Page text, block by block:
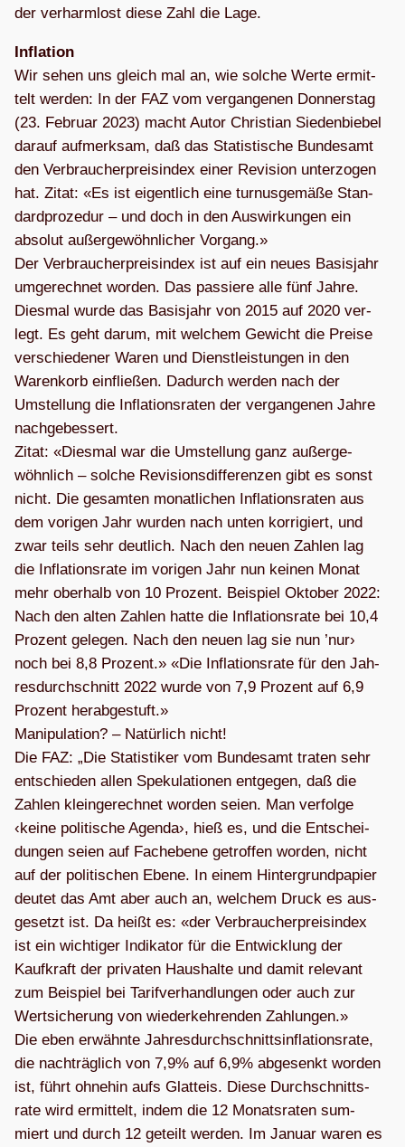
der ver­harm­lost diese Zahl die Lage.
Infla­tion
Wir sehen uns gleich mal an, wie sol­che Werte ermit­
telt wer­den: In der FAZ vom ver­gan­ge­nen Don­ners­tag
(23. Februar 2023) macht Autor Chris­tian Sie­den­bie­bel
dar­auf auf­merk­sam, daß das Sta­tis­ti­sche Bun­des­amt
den Ver­brau­cher­preis­in­dex einer Revi­sion unter­zo­gen
hat. Zitat: «Es ist eigent­lich eine tur­nus­ge­mäße Stan­
dard­pro­ze­dur – und doch in den Aus­wir­kun­gen ein
abso­lut außer­ge­wöhn­li­cher Vor­gang.»
Der Ver­brau­cher­preis­in­dex ist auf ein neues Basis­jahr
umge­rech­net wor­den. Das pas­siere alle fünf Jahre.
Dies­mal wurde das Basis­jahr von 2015 auf 2020 ver­
legt. Es geht darum, mit wel­chem Gewicht die Preise
ver­schie­de­ner Waren und Dienst­leis­tun­gen in den
Waren­korb ein­flie­ßen. Dadurch wer­den nach der
Umstel­lung die Infla­ti­ons­ra­ten der ver­gan­ge­nen Jahre
nach­ge­bes­sert.
Zitat: «Dies­mal war die Umstel­lung ganz außer­ge­
wöhn­lich – sol­che Revi­si­ons­dif­fe­ren­zen gibt es sonst
nicht. Die gesam­ten monat­li­chen Infla­ti­ons­ra­ten aus
dem vori­gen Jahr wur­den nach unten kor­ri­giert, und
zwar teils sehr deut­lich. Nach den neuen Zah­len lag
die Infla­ti­ons­rate im vori­gen Jahr nun kei­nen Monat
mehr ober­halb von 10 Pro­zent. Bei­spiel Okto­ber 2022:
Nach den alten Zah­len hatte die Infla­ti­ons­rate bei 10,4
Pro­zent gele­gen. Nach den neuen lag sie nun ’nur›
noch bei 8,8 Pro­zent.» «Die Infla­ti­ons­rate für den Jah­
res­durch­schnitt 2022 wurde von 7,9 Pro­zent auf 6,9
Pro­zent her­ab­ge­stuft.»
Mani­pu­la­tion? – Natür­lich nicht!
Die FAZ: „Die Sta­tis­ti­ker vom Bun­des­amt tra­ten sehr
ent­schie­den allen Spe­ku­la­tio­nen ent­ge­gen, daß die
Zah­len klein­ge­rech­net wor­den seien. Man ver­folge
‹keine poli­ti­sche Agenda›, hieß es, und die Ent­schei­
dun­gen seien auf Fach­ebene getrof­fen wor­den, nicht
auf der poli­ti­schen Ebene. In einem Hin­ter­grund­pa­pier
deu­tet das Amt aber auch an, wel­chem Druck es aus­
ge­setzt ist. Da heißt es: «der Ver­brau­cher­preis­in­dex
ist ein wich­ti­ger Indi­ka­tor für die Ent­wick­lung der
Kauf­kraft der pri­va­ten Haus­halte und damit rele­vant
zum Bei­spiel bei Tarif­ver­hand­lun­gen oder auch zur
Wert­si­che­rung von wie­der­keh­ren­den Zah­lun­gen.»
Die eben erwähnte Jah­res­durch­schnitt­sin­fla­ti­ons­rate,
die nach­träg­lich von 7,9% auf 6,9% abge­senkt wor­den
ist, führt ohne­hin aufs Glatt­eis. Diese Durch­schnitts­
rate wird ermit­telt, indem die 12 Monats­ra­ten sum­
miert und durch 12 geteilt wer­den. Im Januar waren es